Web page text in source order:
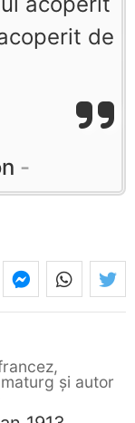
de
și autor